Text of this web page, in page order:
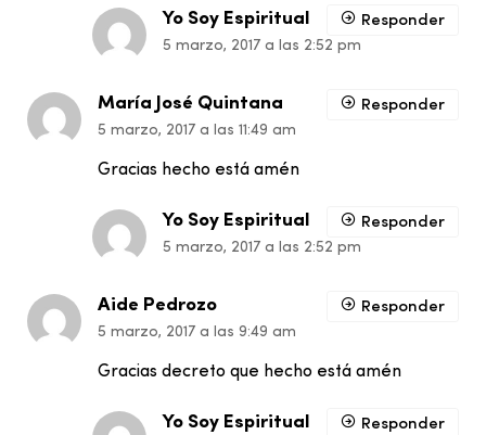
Yo Soy Espiritual
5 marzo, 2017 a las 2:52 pm
Responder
María José Quintana
5 marzo, 2017 a las 11:49 am
Gracias hecho está amén
Responder
Yo Soy Espiritual
5 marzo, 2017 a las 2:52 pm
Responder
Aide Pedrozo
5 marzo, 2017 a las 9:49 am
Gracias decreto que hecho está amén
Responder
Yo Soy Espiritual Responder